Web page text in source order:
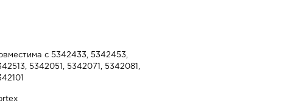
с 5342433, 5342453,
5342051, 5342071, 5342081,